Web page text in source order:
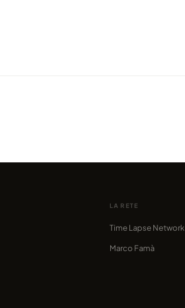
LA RETE
Time Lapse Network
Marco Famà